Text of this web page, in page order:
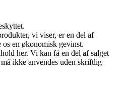
vi viser, er en del af
os en økonomisk gevinst.
her. Vi kan få en del af salget
ikke anvendes uden skriftlig